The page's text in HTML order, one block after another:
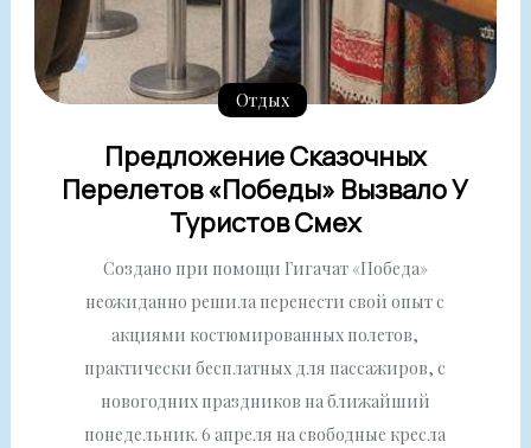
Отдых
Предложение Сказочных
Перелетов «Победы» Вызвало У
Туристов Смех
Создано при помощи Гигачат «Победа»
неожиданно решила перенести свой опыт с
акциями костюмированных полетов,
практически бесплатных для пассажиров, с
новогодних праздников на ближайший
понедельник. 6 апреля на свободные кресла